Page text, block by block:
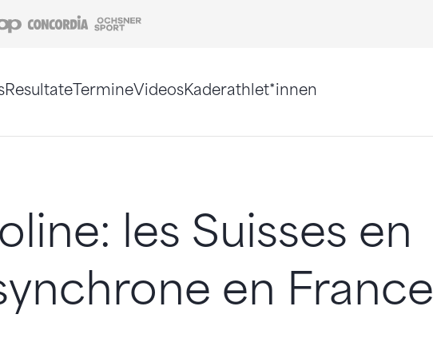
Coop Concordia
ResultateTermineVideosKaderathlet*innen
les Suisses en
en France